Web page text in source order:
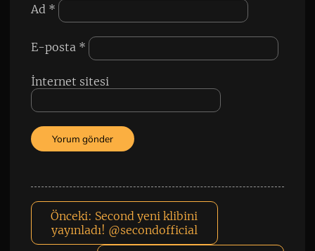
Ad *
E-posta *
İnternet sitesi
Önceki: Second yeni klibini
yayınladı! @secondofficial